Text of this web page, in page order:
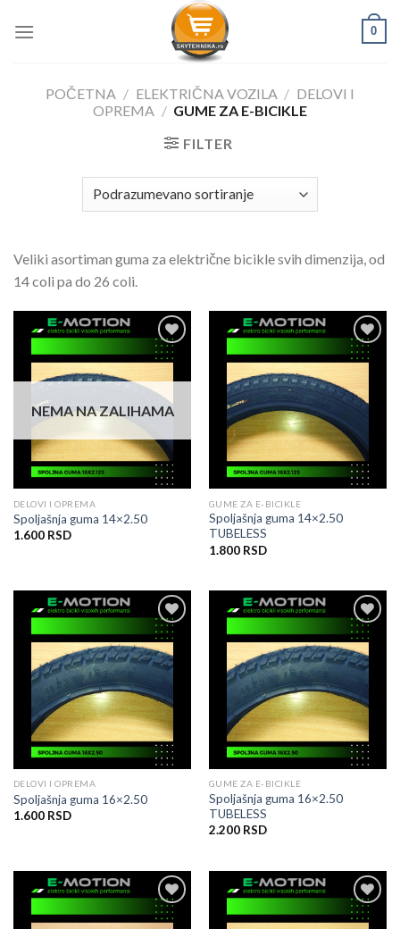
0
POČETNA / ELEKTRIČNA VOZILA / DELOVI I
OPREMA / GUME ZA E-BICIKLE
FILTER
Veliki asortiman guma za električne bicikle svih dimenzija, od
14 coli pa do 26 coli.
Dodati
listu
želja
NEMA NA ZALIHAMA
DELOVI I OPREMA
Spoljašnja guma 14×2.50
1.600 RSD
Dodati
želja
GUME ZA E-BICIKLE
Spoljašnja guma 14×2.50
TUBELESS
1.800 RSD
Dodati
na
listu
želja
DELOVI I OPREMA
Spoljašnja guma 16×2.50
1.600 RSD
Dodati
na
listu
želja
GUME ZA E-BICIKLE
Spoljašnja guma 16×2.50
TUBELESS
2.200 RSD
Dodati
Dodati